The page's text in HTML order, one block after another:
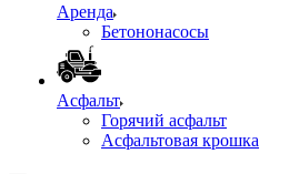
Аренда
Бетононасосы
Асфальт
Горячий асфальт
Асфальтовая крошка